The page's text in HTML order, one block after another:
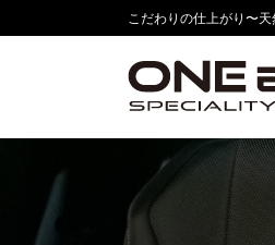
ン
に
ビ
ョ
こだわりの仕上がり〜